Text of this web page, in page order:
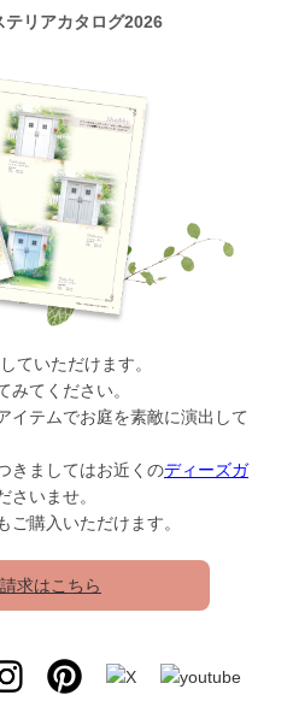
テリアカタログ2026
ていただけます。
みてください。
イテムでお庭を素敵に演出して
きましてはお近くのディーズガ
さいませ。
ご購入いただけます。
求はこちら